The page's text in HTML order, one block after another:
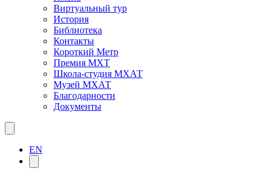
Виртуальный тур
История
Библиотека
Контакты
Короткий Метр
Премия МХТ
Школа-студия МХАТ
Музей МХАТ
Благодарности
Документы
EN